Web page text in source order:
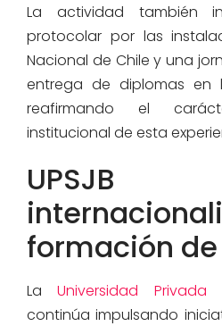
La actividad también
protocolar por las
Nacional de Chile y una
entrega de diplomas en
reafirmando el
institucional de esta
UPSJB
formación
LaUniversidad
continúa impulsando